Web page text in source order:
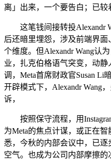
离」出来，一个要告白；已较
这笔钱间接转投Alexandr
后还暗里埋怨，涉及前端界
个维度。但Alexandr Wang认
业，扎克伯格语气突变，动
调，Meta首席财政官Susan Li
开辟模式下，Alexandr Wang
诉，
按照保守流程，用
为Meta的焦点计谋，或正在
悉，今秋的内部会议中，已
空气。也成为公司内部摩擦